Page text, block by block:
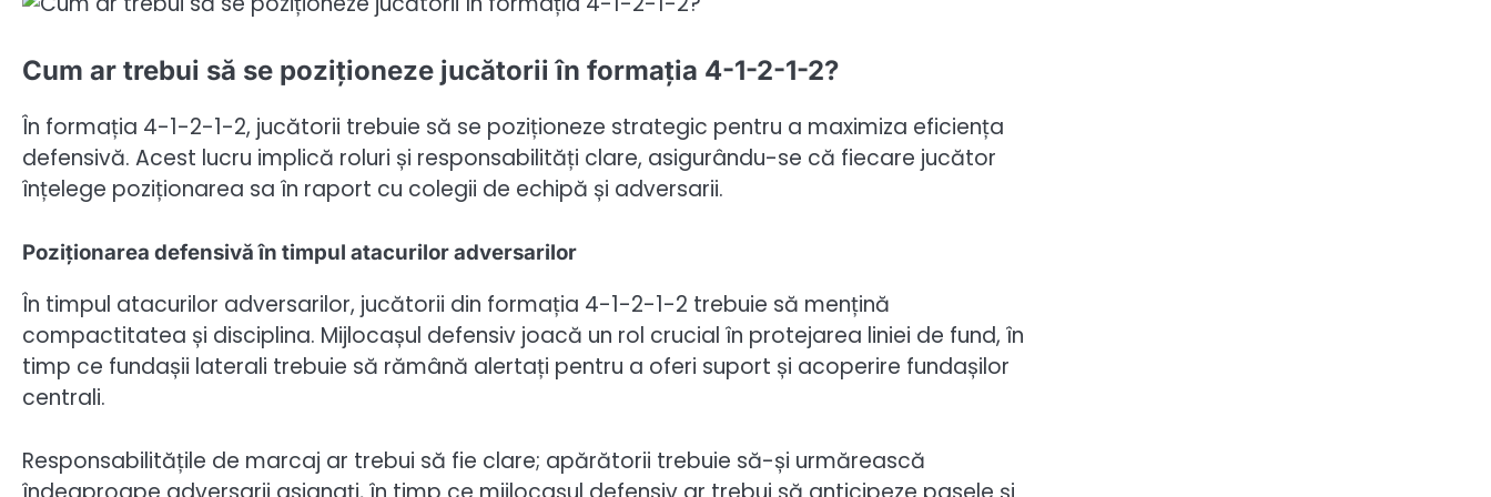
Cum ar trebui să se poziționeze jucătorii în formația 4-1-2-1-2?
În formația 4-1-2-1-2, jucătorii trebuie să se poziționeze strategic pentru a maximiza eficiența
defensivă. Acest lucru implică roluri și responsabilități clare, asigurându-se că fiecare jucător
înțelege poziționarea sa în raport cu colegii de echipă și adversarii.
Poziționarea defensivă în timpul atacurilor adversarilor
În timpul atacurilor adversarilor, jucătorii din formația 4-1-2-1-2 trebuie să mențină
compactitatea și disciplina. Mijlocașul defensiv joacă un rol crucial în protejarea liniei de fund, în
timp ce fundașii laterali trebuie să rămână alertați pentru a oferi suport și acoperire fundașilor
centrali.
Responsabilitățile de marcaj ar trebui să fie clare; apărătorii trebuie să-și urmărească